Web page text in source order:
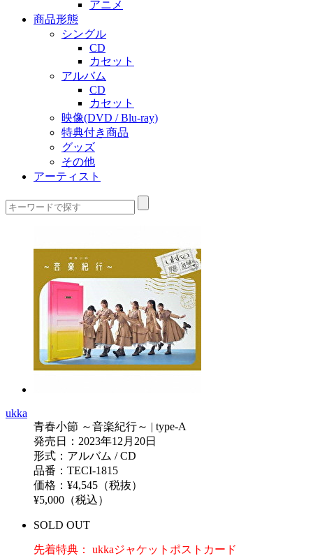
アニメ
商品形態
シングル
CD
カセット
アルバム
CD
カセット
映像(DVD / Blu-ray)
特典付き商品
グッズ
その他
アーティスト
ukka
青春小節 ～音楽紀行～ | type-A
発売日：2023年12月20日
形式：アルバム / CD
品番：TECI-1815
価格：¥4,545（税抜）
¥5,000（税込）
SOLD OUT
先着特典： ukkaジャケットポストカード